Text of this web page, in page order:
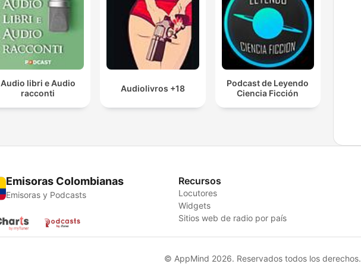
Audio libri e Audio
racconti
Audiolivros +18
Podcast de Leyendo
Ciencia Ficción
Emisoras Colombianas
Emisoras y Podcasts
Recursos
Locutores
Widgets
Sitios web de radio por país
© AppMind 2026. Reservados todos los derechos.